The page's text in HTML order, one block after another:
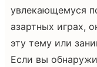
увлекающемуся
азартных играх,
эту тему или
Если вы